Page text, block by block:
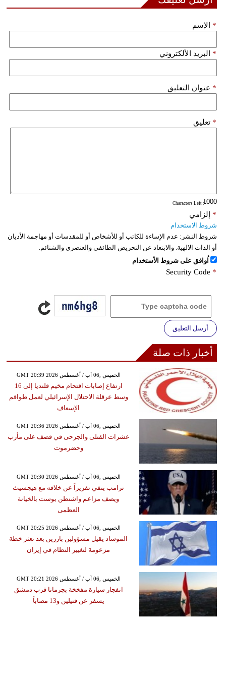
الإسم *
البريد الألكتروني *
عنوان التعليق *
تعليق *
: Characters Left
إلزامي *
شروط الاستخدام
شروط النشر: عدم الإساءة للكاتب أو للأشخاص أو للمقدسات أو مهاجمة الأديان
أو الذات الالهية. والابتعاد عن التحريض الطائفي والعنصري والشتائم.
اُوافق على شروط الأستخدام
Security Code *
أرسل التعليق
أخبار ذات صلة
GMT 20:39 2026 الخميس ,06 آب / أغسطس
ارتفاع إصابات اقتحام مخيم قلنديا إلى 16
وسط عرقلة الاحتلال الإسرائيلي لعمل طواقم
الإسعاف
GMT 20:36 2026 الخميس ,06 آب / أغسطس
عشرات القتلى والجرحى في قصف على مأرب
وحضرموت
GMT 20:30 2026 الخميس ,06 آب / أغسطس
ترامب ينفي تقريراً عن خلافه مع هيجسيث
ويصف مزاعم واشنطن بوست بالخيانة
العظمى
GMT 20:25 2026 الخميس ,06 آب / أغسطس
الموساد يقيل مسؤولين بارزين بعد تعثر خطة
مزعومة لتغيير النظام في إيران
GMT 20:21 2026 الخميس ,06 آب / أغسطس
انفجار سيارة مفخخة بجرمانا قرب دمشق
يسفر عن قتيلين و13 مصاباً